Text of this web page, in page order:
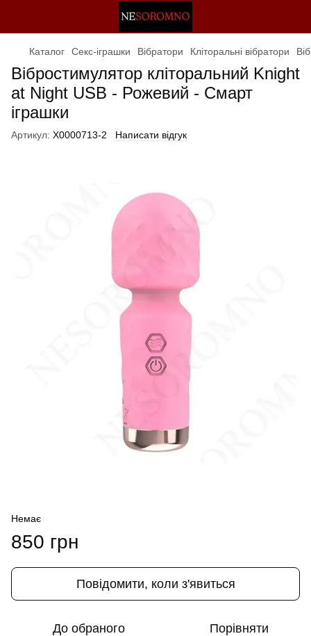
Каталог Секс-іграшки Вібратори Кліторальні вібратори
Вібростимулятор кліторальний Knight
at Night USB - Рожевий - Смарт
іграшки
Артикул: X0000713-2 Написати відгук
Немає
850 грн
Повідомити, коли з'явиться
До обраного Порівняти